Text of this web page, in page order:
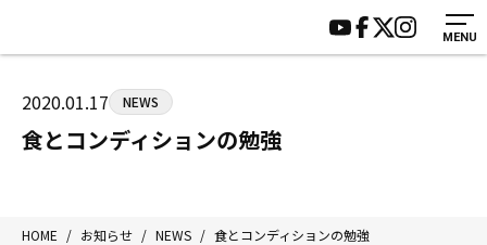
MENU
HOME
ジムについて
トレーニング
入会案内
施設紹介
会員様の声
サポーター募集
2020.01.17 NEWS
食とコンディションの勉強
HOME / お知らせ / NEWS / 食とコンディションの勉強